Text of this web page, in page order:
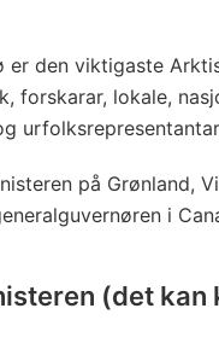
er den viktigaste
forskarar, lokale,
på Grønland,
i
(det kan